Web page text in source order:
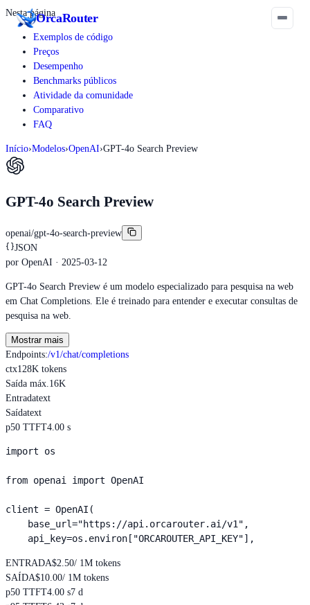
OrcaRouter
Nesta página
Exemplos de código
Preços
Desempenho
Benchmarks públicos
Atividade da comunidade
Comparativo
FAQ
Início›Modelos›OpenAI›GPT-4o Search Preview
GPT-4o Search Preview
openai/gpt-4o-search-preview
JSON
por OpenAI · 2025-03-12
GPT-4o Search Preview é um modelo especializado para pesquisa na web
em Chat Completions. Ele é treinado para entender e executar consultas de
pesquisa na web.
Mostrar mais
Endpoints:/v1/chat/completions
ctx128K tokens
Saída máx. 16K
Entradatext
Saídatext
p50 TTFT4.00 s
import os
from openai import OpenAI
client = OpenAI(
    base_url="https://api.orcarouter.ai/v1",
    api_key=os.environ["ORCAROUTER_API_KEY"],
ENTRADA$2.50/ 1M tokens
SAÍDA$10.00/ 1M tokens
p50 TTFT4.00 s7 d